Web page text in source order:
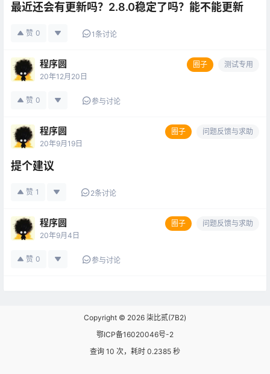
最近还会有更新吗？2.8.0稳定了吗？能不能更新
赞 0 1条讨论
程序圆 圈子
测试专用
20年12月20日
赞 0 参与讨论
程序圆 圈子
问题反馈与求助
20年9月19日
提个建议
赞 1 2条讨论
程序圆 圈子
问题反馈与求助
20年9月4日
赞 0 参与讨论
Copyright © 2026 柒比贰(7B2)
鄂ICP备16020046号-2
查询 10 次，耗时 0.2385 秒